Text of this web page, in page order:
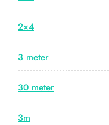
2×4
3 meter
30 meter
3m